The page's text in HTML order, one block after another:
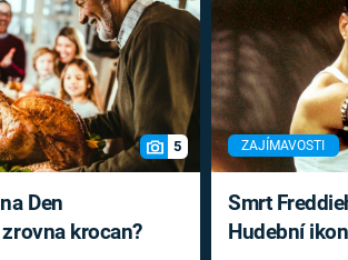
5
Den
krocan?
ZAJÍMAVOSTI
Smrt
Hudební